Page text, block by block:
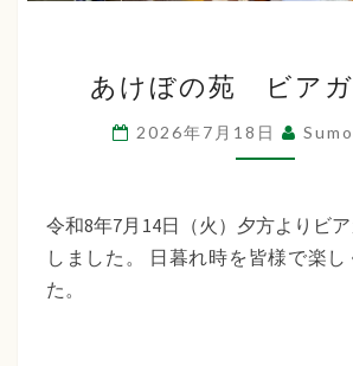
け
ぼ
の
ビ
ア
あけぼの苑 ビアガ
2026年7月18日
令和8年7月14日（火）夕方よりビ
しました。 日暮れ時を皆様で楽
た。